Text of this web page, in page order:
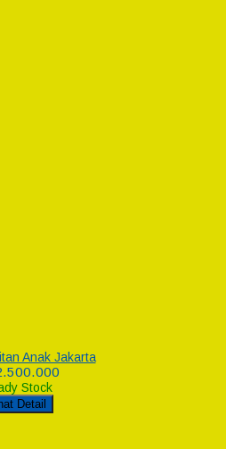
Anak Jakarta
Stock
Detail